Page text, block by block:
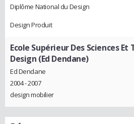
Diplôme National du Design
Design Produit
Ecole Supérieur Des Sciences Et
Design (Ed Dendane)
Ed Dendane
2004 - 2007
design mobilier